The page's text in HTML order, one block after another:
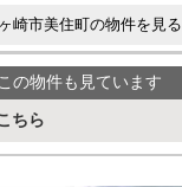
崎市美住町の物件を見る
の物件も見ています
ちら